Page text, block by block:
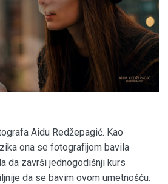
Aidu Redžepagić. Kao
ona se fotografijom bavila
da završi jednogodišnji kurs
da se bavim ovom umetnošću.